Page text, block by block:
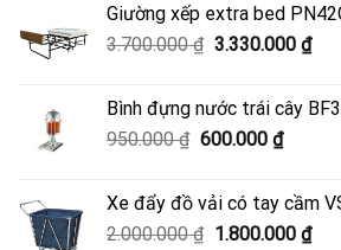
4.500.000 ₫.là:
Giường xếp extra bed
3.700.000₫ Giá
3.700.000 ₫.
3.330.000 ₫Giá
là:
Bình đựng nước trái cây
950.000₫ Giá
950.000 ₫.
600.000 ₫Giá
là:
Xe đẩy đồ vải có tay cầm
2.000.000₫ Giá
1.800.000 ₫Giá